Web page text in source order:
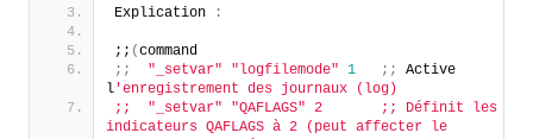
Explication :
;; (command
;;
"_setvar" "logfilemode" 1 ;;
Active
l 'enregistrement des journaux (log)
;;  "_setvar" "QAFLAGS" 2       ;; Définit les
indicateurs QAFLAGS à 2 (peut affecter le